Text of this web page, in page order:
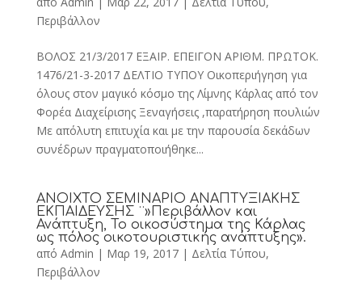
Περιβάλλον
ΒΟΛΟΣ 21/3/2017 ΕΞΑΙΡ. ΕΠΕΙΓΟΝ ΑΡΙΘΜ. ΠΡΩΤΟΚ.
1476/21-3-2017 ΔΕΛΤΙΟ ΤΥΠΟΥ Οικοπεριήγηση για
όλους στον μαγικό κόσμο της Λίμνης Κάρλας από τον
Φορέα Διαχείρισης Ξεναγήσεις ,παρατήρηση πουλιών
Με απόλυτη επιτυχία και με την παρουσία δεκάδων
συνέδρων πραγματοποιήθηκε...
ΑΝΟΙΧΤΟ ΣΕΜΙΝΑΡΙΟ ΑΝΑΠΤΥΞΙΑΚΗΣ
ΕΚΠΑΙΔΕΥΣΗΣ ¨»Περιβάλλον και
Ανάπτυξη, Το οικοσύστημα της Κάρλας
ως πόλος οικοτουριστικής ανάπτυξης».
από Admin | Μαρ 19, 2017| Δελτία Τύπου,
Περιβάλλον